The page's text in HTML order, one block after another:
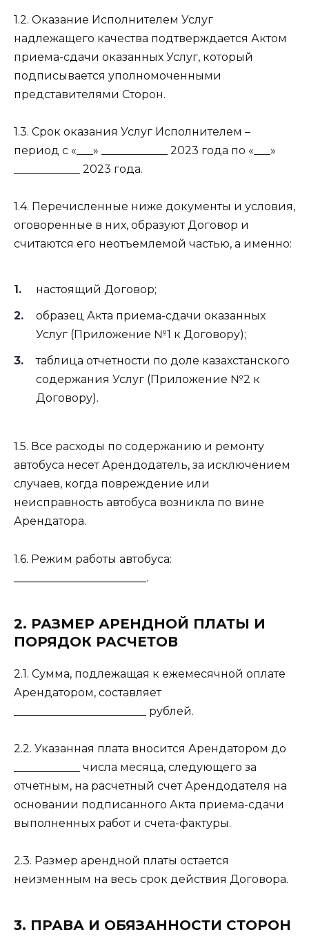
1.2. Оказание Исполнителем Услуг
надлежащего качества подтверждается Актом
приема-сдачи оказанных Услуг, который
подписывается уполномоченными
представителями Сторон.
1.3. Срок оказания Услуг Исполнителем –
период с «___» ____________ 2023 года по «___»
____________ 2023 года.
1.4. Перечисленные ниже документы и условия,
оговоренные в них, образуют Договор и
считаются его неотъемлемой частью, а именно:
настоящий Договор;
образец Акта приема-сдачи оказанных
Услуг (Приложение №1 к Договору);
таблица отчетности по доле казахстанского
содержания Услуг (Приложение №2 к
Договору).
1.5. Все расходы по содержанию и ремонту
автобуса несет Арендодатель, за исключением
случаев, когда повреждение или
неисправность автобуса возникла по вине
Арендатора.
1.6. Режим работы автобуса:
________________________.
2. РАЗМЕР АРЕНДНОЙ ПЛАТЫ И
ПОРЯДОК РАСЧЕТОВ
2.1. Сумма, подлежащая к ежемесячной оплате
Арендатором, составляет
________________________ рублей.
2.2. Указанная плата вносится Арендатором до
____________ числа месяца, следующего за
отчетным, на расчетный счет Арендодателя на
основании подписанного Акта приема-сдачи
выполненных работ и счета-фактуры.
2.3. Размер арендной платы остается
неизменным на весь срок действия Договора.
3. ПРАВА И ОБЯЗАННОСТИ СТОРОН